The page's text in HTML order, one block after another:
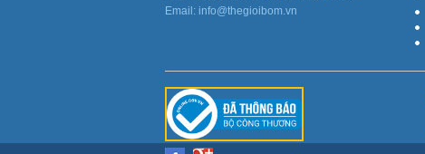
Email: info@thegioibom.vn